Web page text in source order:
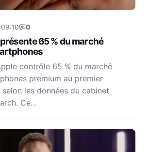
0
65 % du marché
contrôle 65 % du marché
premium au premier
les données du cabinet
Ce…